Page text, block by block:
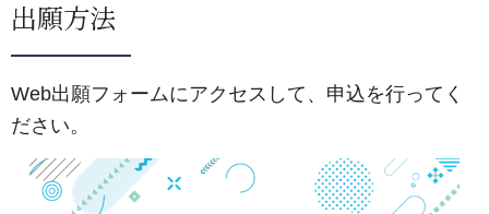
出願方法
Web出願フォームにアクセスして、申込を行ってく
ださい。